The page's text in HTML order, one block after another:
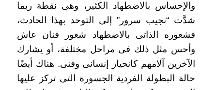
والإحساس بالاضطهاد الكثير، وهى نقطة ربما
شدَّت “نجيب سرور” إلى التوحد بهذا الحادث،
فشعوره الذاتى بالاضطهاد شعور فنان عاش
وأحس مثل ذلك فى مراحل مختلفة، أو يشارك
الآخرين آلامهم كانحياز إنسانى وفنى. هناك أيضًا
حالة البطولة الفردية الجسورة التى تركز عليها